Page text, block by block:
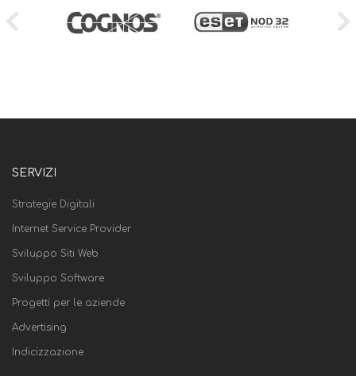
SERVIZI
Strategie Digitali
Internet Service Provider
Sviluppo Siti Web
Sviluppo Software
Progetti per le aziende
Advertising
Indicizzazione